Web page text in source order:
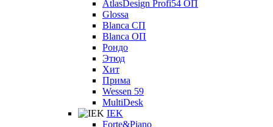
AtlasDesign Profi54 ОП
Glossa
Blanca СП
Blanca ОП
Рондо
Этюд
Хит
Прима
Wessen 59
MultiDesk
IEK
Forte&Piano